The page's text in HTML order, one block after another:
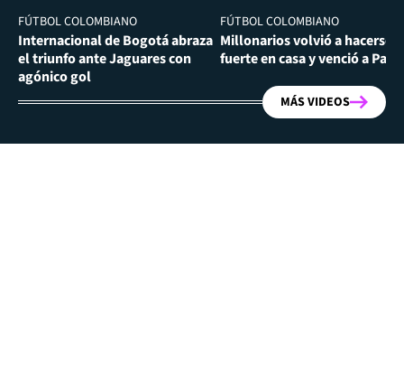
FÚTBOL COLOMBIANO
Internacional de Bogotá abraza
el triunfo ante Jaguares con
agónico gol
FÚTBOL COLOMBIANO
Millonarios volvió a hacerse
fuerte en casa y venció a
MÁS VIDEOS